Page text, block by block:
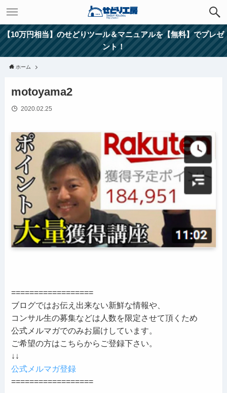
【10万円相当】のせどりツール＆マニュアルを【無料】でプレゼ
ント！
ホーム
motoyama2
2020.02.25
==================
ブログではお伝え出来ない新鮮な情報や、
コンサル生の募集などは人数を限定させて頂くため
公式メルマガでのみお届けしています。
ご希望の方はこちらからご登録下さい。
↓↓
公式メルマガ登録
==================